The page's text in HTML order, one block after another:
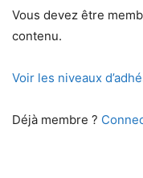
Vous devez être
contenu.
Voir les niveaux
Déjà membre ?